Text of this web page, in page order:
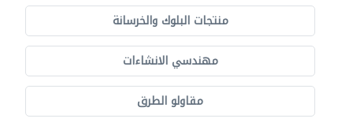
منتجات البلوك والخرسانة
مهندسي الانشاءات
مقاولو الطرق